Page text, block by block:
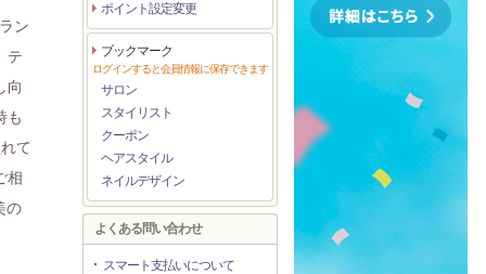
ン
テ
向
も
て
相
の
ポイント設定変更
ブックマーク
ログインすると会員情報に保存できます
サロン
スタイリスト
クーポン
ヘアスタイル
ネイルデザイン
よくある問い合わせ
スマート支払いについて